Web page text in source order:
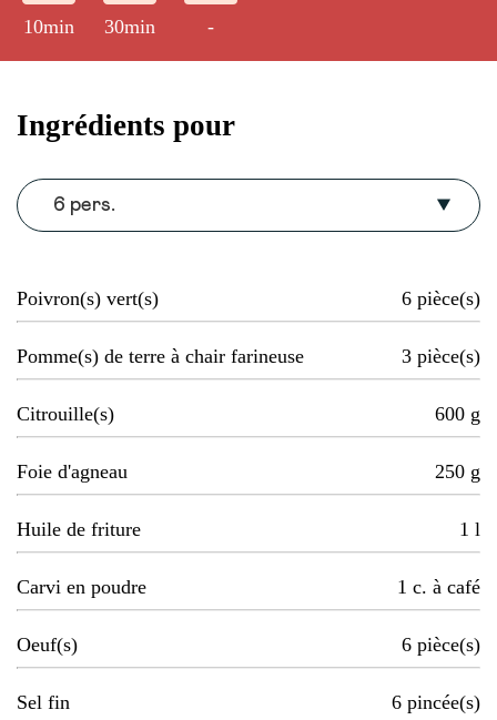
10min 30min -
Ingrédients pour
6 pers.
Poivron(s) vert(s) 6 pièce(s)
Pomme(s) de terre à chair farineuse 3 pièce(s)
Citrouille(s) 600 g
Foie d'agneau 250 g
Huile de friture 1 l
Carvi en poudre 1 c. à café
Oeuf(s) 6 pièce(s)
Sel fin 6 pincée(s)